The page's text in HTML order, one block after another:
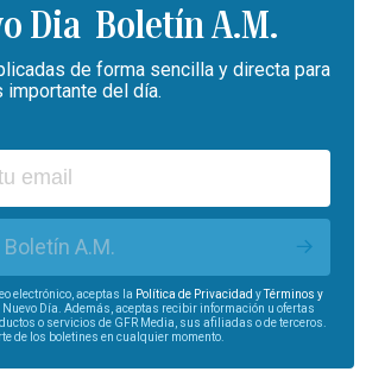
Boletín A.M.
de forma sencilla y directa para
importante del día.
A.M.
electrónico, aceptas la Política de Privacidad yTérminos y
Nuevo Día. Además, aceptas recibir información u ofertas
o servicios de GFR Media, sus afiliadas o de terceros.
de los boletines en cualquier momento.